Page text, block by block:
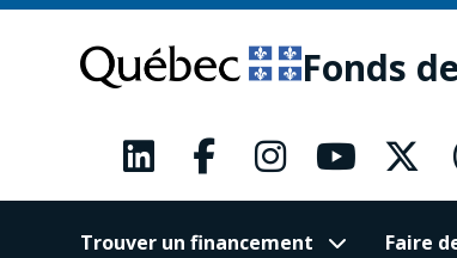
contenu
Fonds
Trouver un financement Faire